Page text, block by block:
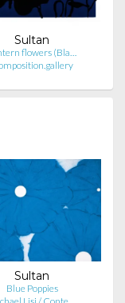
Sultan
flowers (Bla…
Sultan
Blue Poppies